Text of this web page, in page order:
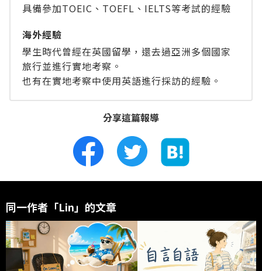
具備參加TOEIC、TOEFL、IELTS等考試的經驗
海外經驗
學生時代曾經在英國留學，還去過亞洲多個國家
旅行並進行實地考察。
也有在實地考察中使用英語進行採訪的經驗。
分享這篇報導
同一作者「Lin」的文章